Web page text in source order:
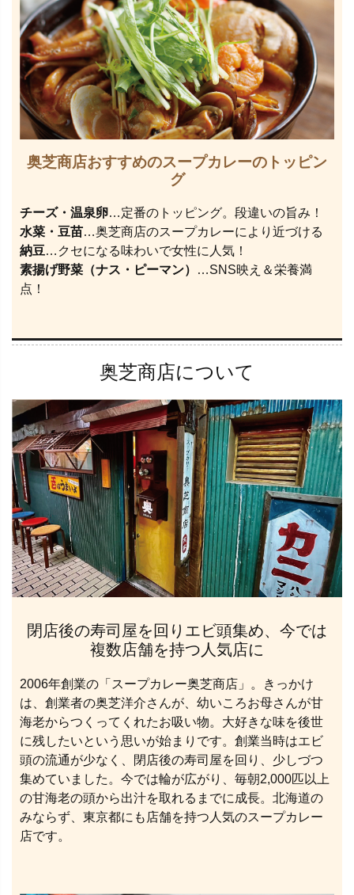
奥芝商店おすすめのスープカレーのトッピン
グ
チーズ・温泉卵…定番のトッピング。段違いの旨み！
水菜・豆苗…奥芝商店のスープカレーにより近づける
納豆…クセになる味わいで女性に人気！
素揚げ野菜（ナス・ピーマン）
…SNS映え＆栄養満
点！
奥芝商店について
閉店後の寿司屋を回りエビ頭集め、今では
複数店舗を持つ人気店に
2006年創業の「スープカレー奥芝商店」。きっかけ
は、創業者の奥芝洋介さんが、幼いころお母さんが甘
海老からつくってくれたお吸い物。大好きな味を後世
に残したいという思いが始まりです。創業当時はエビ
頭の流通が少なく、閉店後の寿司屋を回り、少しづつ
集めていました。今では輪が広がり、毎朝2,000匹以上
の甘海老の頭から出汁を取れるまでに成長。北海道の
みならず、東京都にも店舗を持つ人気のスープカレー
店です。